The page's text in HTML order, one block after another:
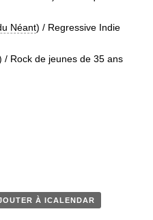
Néant) / Regressive Indie
/ Rock de jeunes de 35 ans
À ICALENDAR